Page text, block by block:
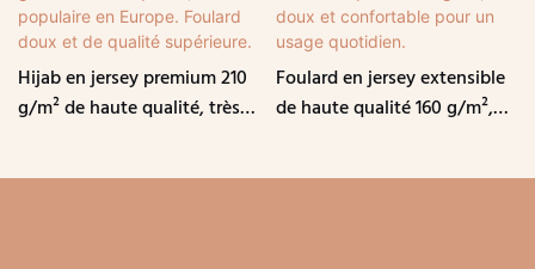
Hijab en jersey premium 210
g/m² de haute qualité, très
Foulard en jersey extensible
de haute qualité 160 g/m²,